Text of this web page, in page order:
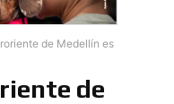
de Medellín es
de